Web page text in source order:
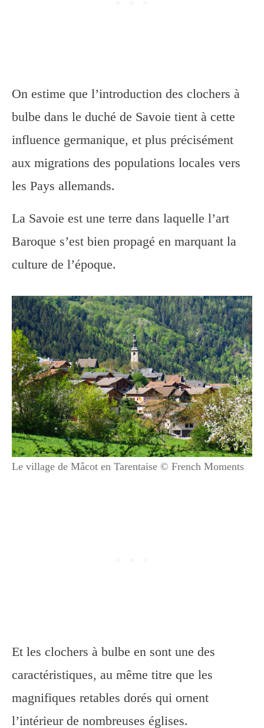
On estime que l’introduction des clochers à
bulbe dans le duché de Savoie tient à cette
influence germanique, et plus précisément
aux migrations des populations locales vers
les Pays allemands.
La Savoie est une terre dans laquelle l’art
Baroque s’est bien propagé en marquant la
culture de l’époque.
Le village de Mâcot en Tarentaise © French Moments
Et les clochers à bulbe en sont une des
caractéristiques, au même titre que les
magnifiques retables dorés qui ornent
l’intérieur de nombreuses églises.